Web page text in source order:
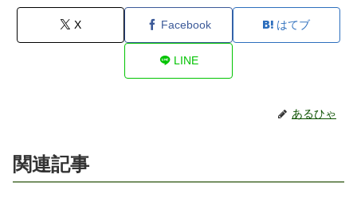
X Facebook はてブ
LINE
あるひゃ
関連記事